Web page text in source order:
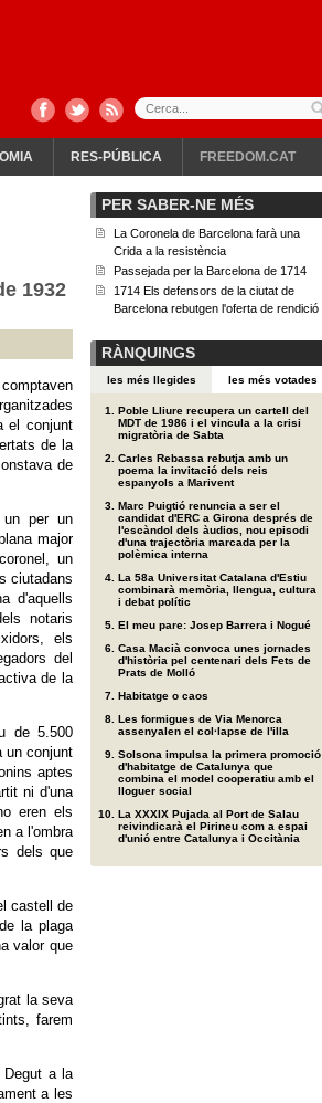
RES-PÚBLICA FREEDOM.CAT
1932
el conjunt
de la
de
un per un
major
un
ciutadans
d'aquells
notaris
els
del
de la
de 5.500
un conjunt
aptes
ni d'una
eren els
a l'ombra
dels que
castell de
la plaga
valor que
la seva
farem
Degut a la
a les
PER SABER-NE MÉS
La Coronela de Barcelona farà una
Crida a la resistència
Passejada per la Barcelona de 1714
1714 Els defensors de la ciutat de
Barcelona rebutgen l'oferta de rendició
RÀNQUINGS
les més llegides les més votades
Poble Lliure recupera un cartell del
MDT de 1986 i el vincula a la crisi
migratòria de Sabta
Carles Rebassa rebutja amb un
poema la invitació dels reis
espanyols a Marivent
Marc Puigtió renuncia a ser el
candidat d'ERC a Girona després de
l'escàndol dels àudios, nou episodi
d'una trajectòria marcada per la
polèmica interna
La 58a Universitat Catalana d'Estiu
combinarà memòria, llengua, cultura
i debat polític
El meu pare: Josep Barrera i Nogué
Casa Macià convoca unes jornades
d'història pel centenari dels Fets de
Prats de Molló
Habitatge o caos
Les formigues de Via Menorca
assenyalen el col·lapse de l'illa
Solsona impulsa la primera promoció
d'habitatge de Catalunya que
combina el model cooperatiu amb el
lloguer social
La XXXIX Pujada al Port de Salau
reivindicarà el Pirineu com a espai
d'unió entre Catalunya i Occitània